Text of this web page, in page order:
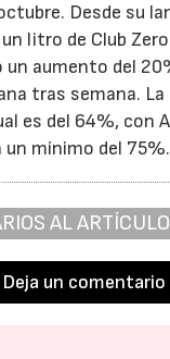
Desde su
litro de Club
un aumento del
tras semana. La
es del 64%, con
un mínimo del 75%.
AL
Deja un comentario